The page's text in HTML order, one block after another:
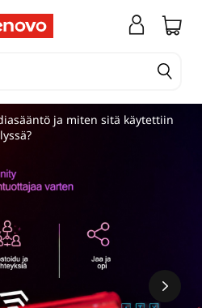
ja miten sitä käytettiin